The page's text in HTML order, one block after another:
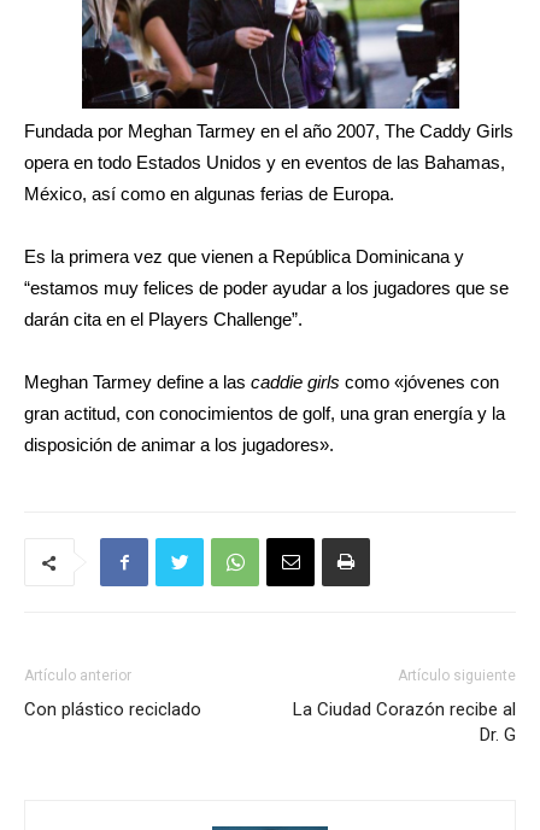
Fundada por Meghan Tarmey en el año 2007, The Caddy Girls
opera en todo Estados Unidos y en eventos de las Bahamas,
México, así como en algunas ferias de Europa.
Es la primera vez que vienen a República Dominicana y
“estamos muy felices de poder ayudar a los jugadores que se
darán cita en el Players Challenge”.
Meghan Tarmey define a las caddie girls como «jóvenes con
gran actitud, con conocimientos de golf, una gran energía y la
disposición de animar a los jugadores».
Artículo anterior
Con plástico reciclado
Artículo siguiente
La Ciudad Corazón recibe al
Dr. G